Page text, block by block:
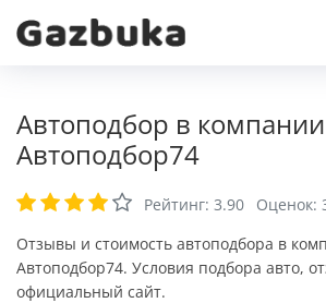
Автоподбор в компании
Автоподбор74
Рейтинг: 3.90 Оценок:
Отзывы и стоимость автоподбора в
Автоподбор74. Условия подбора авто,
официальный сайт.